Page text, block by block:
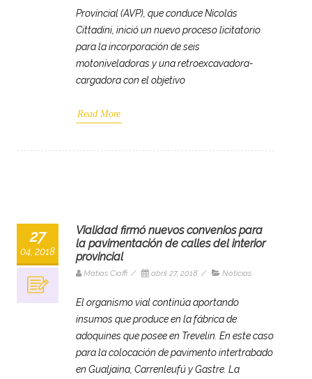
Provincial (AVP), que conduce Nicolás
Cittadini, inició un nuevo proceso licitatorio
para la incorporación de seis
motoniveladoras y una retroexcavadora-
cargadora con el objetivo
Read More
27
04, 2018
Vialidad firmó nuevos convenios para
la pavimentación de calles del interior
provincial
Matias Cioffi / abril 27, 2018 / Noticias
El organismo vial continúa aportando
insumos que produce en la fábrica de
adoquines que posee en Trevelin. En este caso
para la colocación de pavimento intertrabado
en Gualjaina, Carrenleufú y Gastre. La